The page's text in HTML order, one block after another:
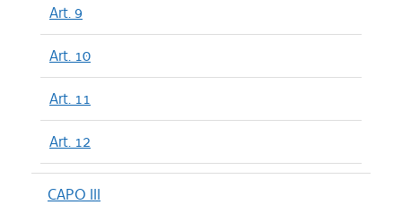
Art. 9
Art. 10
Art. 11
Art. 12
CAPO III